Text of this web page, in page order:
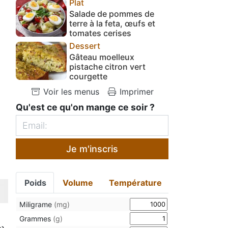
Plat
Salade de pommes de
terre à la feta, œufs et
tomates cerises
Dessert
Gâteau moelleux
pistache citron vert
courgette
Voir les menus
Imprimer
Qu'est ce qu'on mange ce soir ?
Je m'inscris
Poids Volume Température
Miligrame (mg)
Grammes (g)